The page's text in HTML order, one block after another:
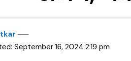
September 16, 2024 2:19 pm